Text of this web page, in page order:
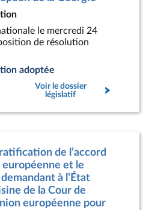
le mercredi 24
de résolution
adoptée
Voir le dossier
législatif
de l’accord
et le
à l’État
de la Cour de
européenne pour